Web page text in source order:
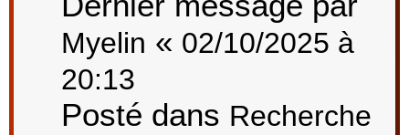
Myelin « 02/10/2025 à
20:13
Posté dans Recherche